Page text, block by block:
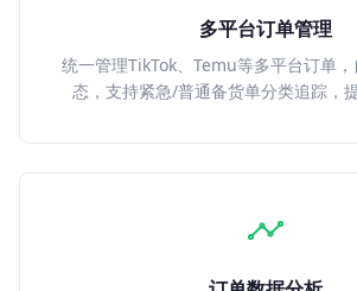
多平台订单管理
统一管理TikTok、Temu等多平台订单
态，支持紧急/普通备货单分类追踪，